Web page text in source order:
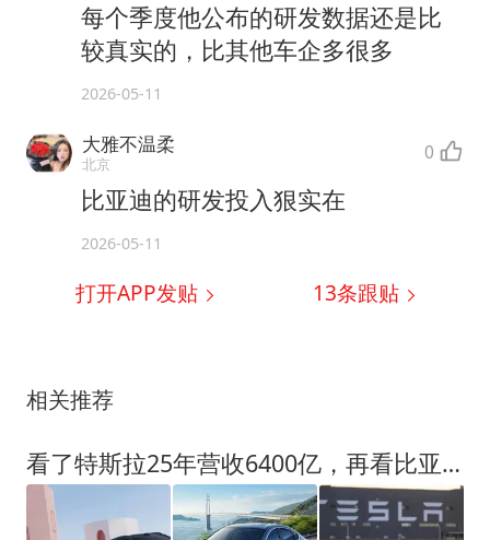
每个季度他公布的研发数据还是比
较真实的，比其他车企多很多
2026-05-11
大雅不温柔
北京 0
比亚迪的研发投入狠实在
2026-05-11
打开APP发贴 13条跟贴
相关推荐
看了特斯拉25年营收6400亿，再看比亚迪营收表现，差距令我意外